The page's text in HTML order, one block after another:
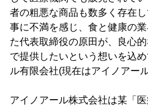
者の粗悪な商品も数多く存在
事に不満を感じ、食と健康の
た代表取締役の原田が、良心
で提供したいという想いを込
ル有限会社(現在はアイノアー
アイノアール株式会社は某「